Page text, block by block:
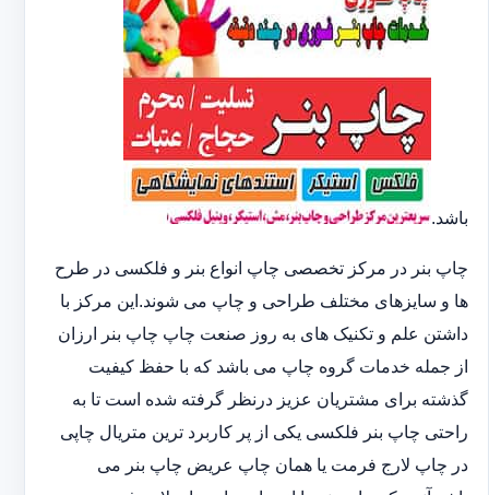
باشد.
چاپ بنر در مرکز تخصصی چاپ انواع بنر و فلکسی در طرح
ها و سایزهای مختلف طراحی و چاپ می شوند.این مرکز با
داشتن علم و تکنیک های به روز صنعت چاپ چاپ بنر ارزان
از جمله خدمات گروه چاپ می باشد که با حفظ کیفیت
گذشته برای مشتریان عزیز درنظر گرفته شده است تا به
راحتی چاپ بنر فلکسی یکی از پر کاربرد ترین متریال چاپی
در چاپ لارج فرمت یا همان چاپ عریض چاپ بنر می